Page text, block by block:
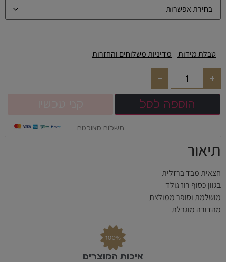
טבלת מידות מדיניות משלוחים והחזרות
+
-
הוספה לסל
תשלום מאובטח
תיאור
חצאית מבד ברזלית
בגוון כסוף רוז גולד
מושלמת וסופר ממולצת
מהדורה מוגבלת
איכות המוצרים